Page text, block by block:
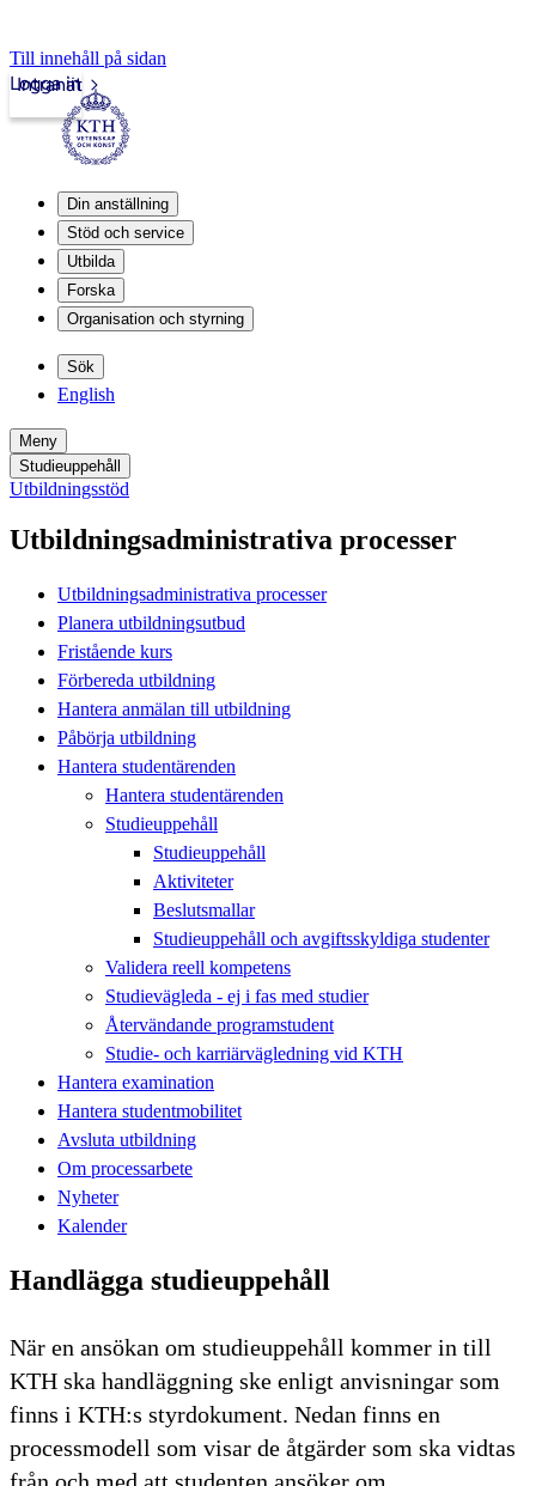
Till innehåll på sidan
Intranät
Logga in
Din anställning
Stöd och service
Utbilda
Forska
Organisation och styrning
Sök
English
Meny
Studieuppehåll
Utbildningsstöd
Utbildningsadministrativa processer
Utbildningsadministrativa processer
Planera utbildningsutbud
Fristående kurs
Förbereda utbildning
Hantera anmälan till utbildning
Påbörja utbildning
Hantera studentärenden
Hantera studentärenden
Studieuppehåll
Studieuppehåll
Aktiviteter
Beslutsmallar
Studieuppehåll och avgiftsskyldiga studenter
Validera reell kompetens
Studievägleda - ej i fas med studier
Återvändande programstudent
Studie- och karriärvägledning vid KTH
Hantera examination
Hantera studentmobilitet
Avsluta utbildning
Om processarbete
Nyheter
Kalender
Handlägga studieuppehåll
När en ansökan om studieuppehåll kommer in till
KTH ska handläggning ske enligt anvisningar som
finns i KTH:s styrdokument. Nedan finns en
processmodell som visar de åtgärder som ska vidtas